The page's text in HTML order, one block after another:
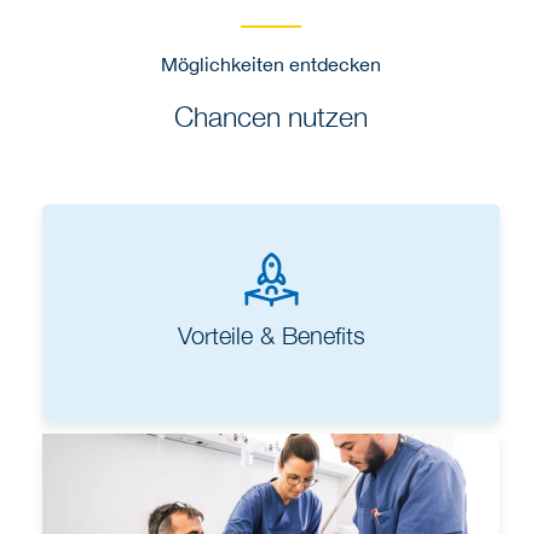
Möglichkeiten entdecken
Chancen nutzen
Vorteile & Benefits